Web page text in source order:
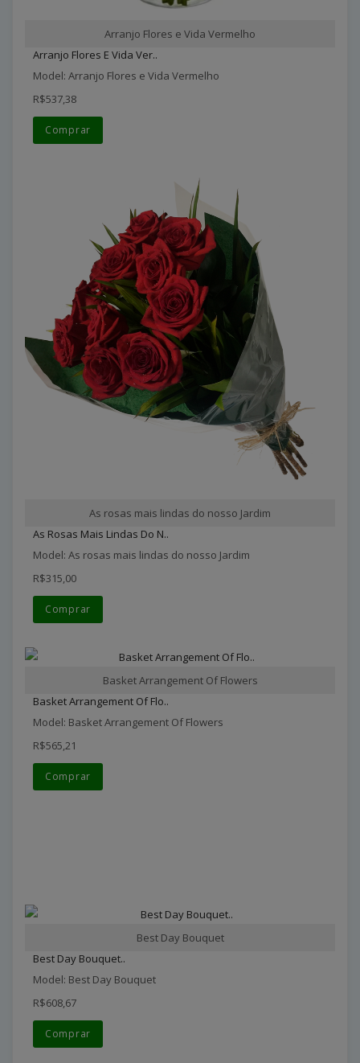
Arranjo Flores e Vida Vermelho
Arranjo Flores E Vida Ver..
Model: Arranjo Flores e Vida Vermelho
R$537,38
Comprar
As rosas mais lindas do nosso Jardim
As Rosas Mais Lindas Do N..
Model: As rosas mais lindas do nosso Jardim
R$315,00
Comprar
Basket Arrangement Of Flowers
Basket Arrangement Of Flo..
Model: Basket Arrangement Of Flowers
R$565,21
Comprar
Best Day Bouquet
Best Day Bouquet..
Model: Best Day Bouquet
R$608,67
Comprar